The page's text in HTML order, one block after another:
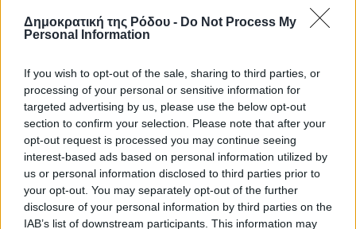
Δημοκρατική της Ρόδου - Do Not Process My
Personal Information
If you wish to opt-out of the sale, sharing to third parties, or
processing of your personal or sensitive information for
targeted advertising by us, please use the below opt-out
section to confirm your selection. Please note that after your
opt-out request is processed you may continue seeing
interest-based ads based on personal information utilized by
us or personal information disclosed to third parties prior to
your opt-out. You may separately opt-out of the further
disclosure of your personal information by third parties on the
IAB’s list of downstream participants. This information may
κρατών – μελών, η οποία θέτει ως μία από τις βασικές
προτεραιότητες της Ελληνικής Προεδρίας της ΕΕ την
προσφύγων και των μεταναστών.Πρόκειται για την
έμπρακτη εφαρμογή μίας από τις πρώτες
προτεραιότητες της Ελληνικής Προεδρίας της ΕΕ για την
ένταση της καταστολής σε βάρος προσφύγων και
μεταναστών. Αυτούς τους σκοπούς υπηρετούν οι
θαλάσσιες κοινές επιχειρήσεις των ελληνικών
κατασταλτικών μηχανισμών με το Frontex. Το τραγικό
ναυάγιο επιβεβαιώνει ότι όσα μέτρα καταστολής κι αν
αποφασίσει η ΕΕ και οι κυβερνήσεις της, αυτά δεν